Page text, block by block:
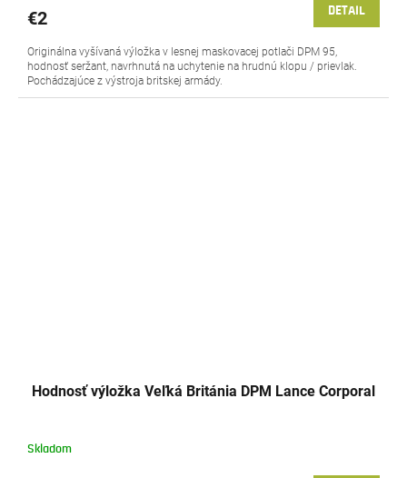
€2 DETAIL
Originálna vyšívaná výložka v lesnej maskovacej potlači DPM 95,
hodnosť seržant, navrhnutá na uchytenie na hrudnú klopu / prievlak.
Pochádzajúce z výstroja britskej armády.
Hodnosť výložka Veľká Británia DPM Lance Corporal
Skladom